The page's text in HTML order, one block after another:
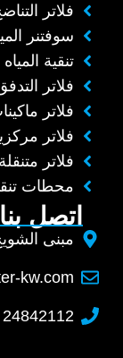
فلاتر
سوفتنر
تنقية
فلاتر
فلاتر
فلاتر
فلاتر متنقلة
محطات
اتصل بنا
مبنى
kw.com
24842112